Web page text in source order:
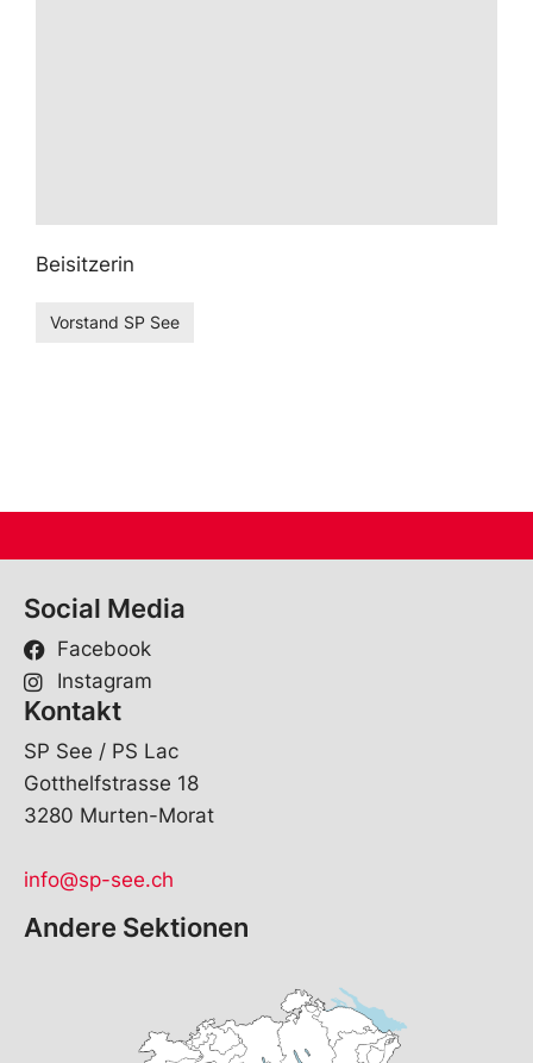
Beisitzerin
Vorstand SP See
Social Media
Facebook
Instagram
Kontakt
SP See / PS Lac
Gotthelfstrasse 18
3280 Murten-Morat
info@sp-see.ch
Andere Sektionen